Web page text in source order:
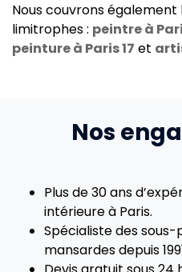
Nous couvrons
limitrophes : peintre à
peinture à Paris 17 et
Nos
Plus de 30 ans
intérieure à Paris.
Spécialiste des
mansardes depuis